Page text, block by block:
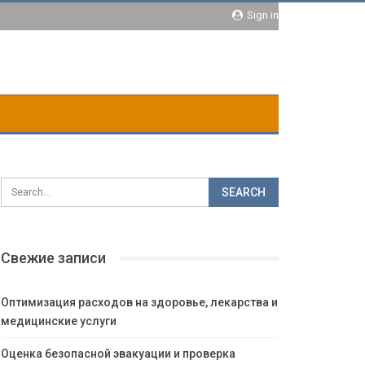
Sign in
Свежие записи
Оптимизация расходов на здоровье, лекарства и
медицинские услуги
Оценка безопасной эвакуации и проверка